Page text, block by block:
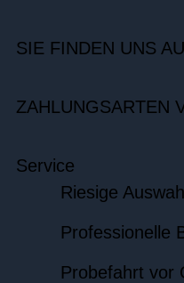
SIE FINDEN UNS
ZAHLUNGSARTEN
Service
Riesige
Professionelle
Probefahrt vor